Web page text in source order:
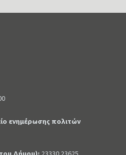
ενημέρωσης πολιτών